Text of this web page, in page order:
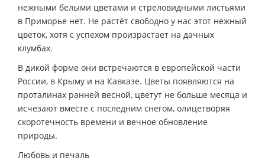
нежными белыми цветами и стреловидными листьями
в Приморье нет. Не растёт свободно у нас этот нежный
цветок, хотя с успехом произрастает на дачных
клумбах.
В дикой форме они встречаются в европейской части
России, в Крыму и на Кавказе. Цветы появляются на
проталинах ранней весной, цветут не больше месяца и
исчезают вместе с последним снегом, олицетворяя
скоротечность времени и вечное обновление
природы.
Любовь и печаль